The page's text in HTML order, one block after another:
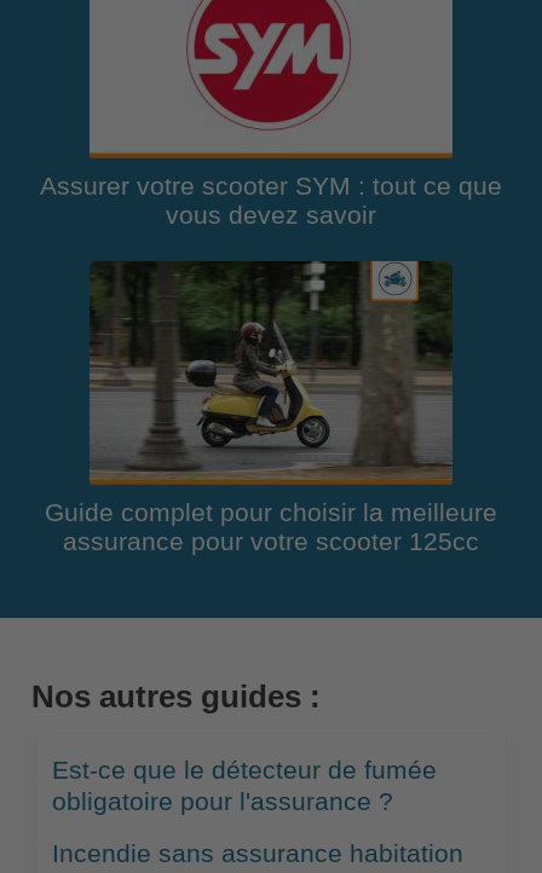
Assurer votre scooter SYM : tout ce que
vous devez savoir
Guide complet pour choisir la meilleure
assurance pour votre scooter 125cc
Nos autres guides :
Est-ce que le détecteur de fumée
obligatoire pour l'assurance ?
Incendie sans assurance habitation